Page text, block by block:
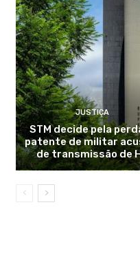
JUSTIÇA
STM decide pela
patente de militar
de transmissão de